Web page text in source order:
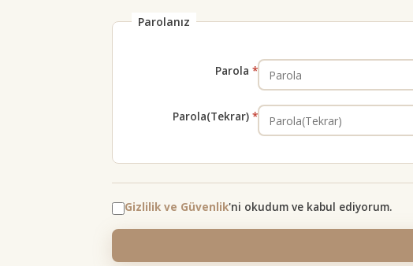
Parolanız
Parola
Parola(Tekrar)
Gizlilik ve Güvenlik'ni okudum ve kabul ediyorum.